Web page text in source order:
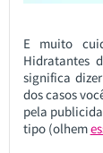
E muito
Hidratantes
significa
dos casos
pela
tipo (olhem